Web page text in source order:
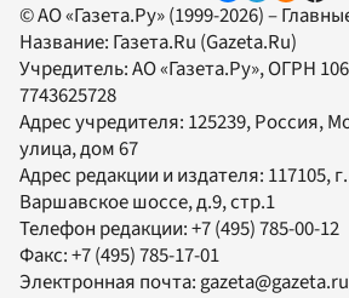
© АО «Газета.Ру» (1999-2026) –
Название: Газета.Ru (Gazeta.Ru)
Учредитель:АО «Газета.Ру», ОГРН
7743625728
Адрес учредителя: 125239, Россия,
улица, дом 67
Адрес редакции и издателя: 117105, г.
Варшавское шоссе, д.9, стр.1
Телефон редакции:+7 (495) 785-00-12
Факс:+7 (495) 785-17-01
Электронная почта:gazeta@gazeta.ru